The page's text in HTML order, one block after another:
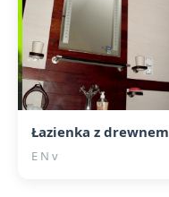
Łazienka z drewnem
E N v